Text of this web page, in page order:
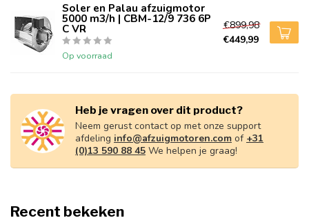
Soler en Palau afzuigmotor
5000 m3/h | CBM-12/9 736 6P
C VR
Op voorraad
€899,98
€449,99
Heb je vragen over dit product?
Neem gerust contact op met onze support
afdeling info@afzuigmotoren.com of +31
(0)13 590 88 45 We helpen je graag!
Recent bekeken